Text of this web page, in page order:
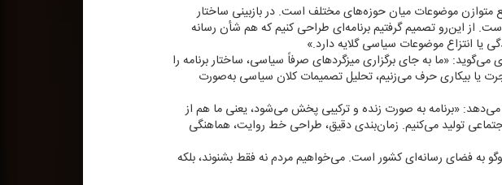
متوازن موضوعات میان حوزه‌های مختلف است. در بازبینی ساختار
از این‌رو تصمیم گرفتیم برنامه‌ای طراحی كنیم كه هم شأن رسانه‌
یا انتزاع موضوعات سیاسی گلایه دارد.»
«ما به جای برگزاری میزگردهای صرفاً سیاسی، ساختار برنامه را
یا بیكاری حرف می‌زنیم، تحلیل تصمیمات كلان سیاسی به‌صورت
«برنامه به صورت زنده و تركیبی پخش می‌شود، یعنی ما هم از
تولید می‌كنیم. زمان‌بندی دقیق، طراحی خط روایت، هماهنگی
به فضای رسانه‌ای كشور است. می‌خواهیم مردم نه فقط بشنوند، بلكه